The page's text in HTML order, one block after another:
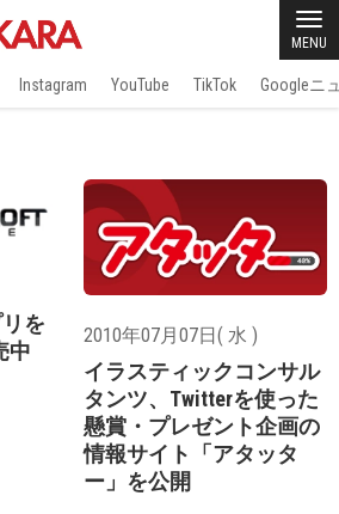
MENU
Instagram YouTube TikTok Googleニ
を
中
2010年07月07日( 水 )
イラスティックコンサル
タンツ、Twitterを使った
懸賞・プレゼント企画の
情報サイト「アタッタ
ー」を公開